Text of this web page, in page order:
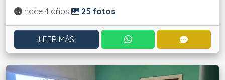
Actualizado:
hace 4 años 25 fotos
¡LEER MÁS! CONTACTAR POR